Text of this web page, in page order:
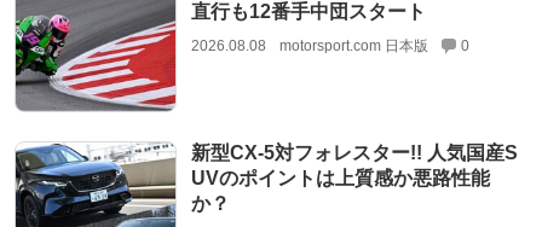
直行も12番手中団スタート
2026.08.08 motorsport.com 日本版 0
新型CX-5対フォレスター!! 人気国産S
UVのポイントは上質感か悪路性能
か？